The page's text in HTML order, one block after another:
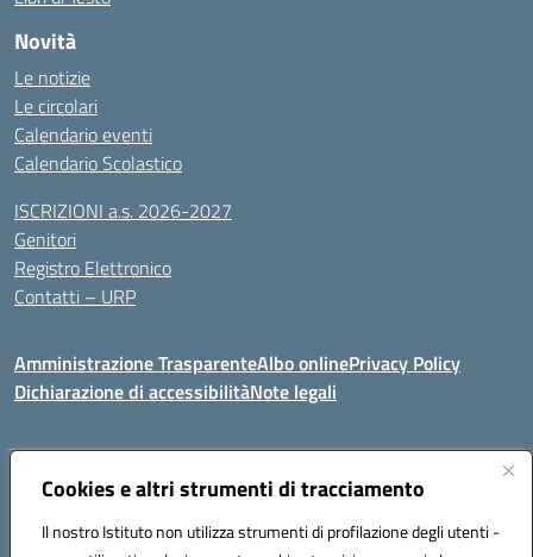
Cookies e altri strumenti di tracciamento
Il nostro Istituto non utilizza strumenti di profilazione degli utenti -
Novità
Le notizie
Le circolari
Calendario eventi
Calendario Scolastico
ISCRIZIONI a.s. 2026-2027
Genitori
Registro Elettronico
Contatti – URP
Amministrazione TrasparenteAlbo onlinePrivacy Policy
Dichiarazione di accessibilitàNote legali
Indirizzo:Via Tiziano, 50 - 60125 Ancona
Posta elettronica certificata (PEC):anic81600p@pec.istruzione.it